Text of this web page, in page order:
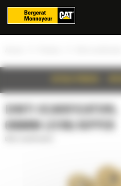
DINTI SCARIFICATORI,
696MM (27IN) RIPPER
Panoul de gestionare a panourilor cookie